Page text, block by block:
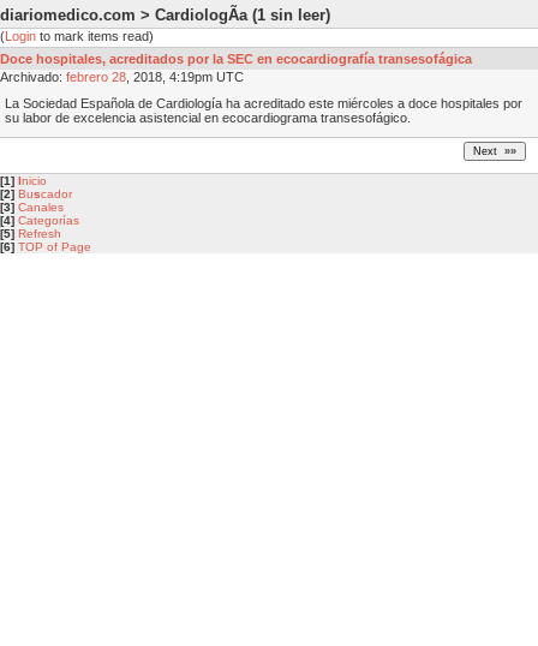
diariomedico.com > CardiologÃ­a (1 sin leer)
(Login to mark items read)
Doce hospitales, acreditados por la SEC en ecocardiografía transesofágica
Archivado: febrero 28 , 2018, 4:19pm UTC
La Sociedad Española de Cardiología ha acreditado este miércoles a doce hospitales por
su labor de excelencia asistencial en ecocardiograma transesofágico.
[1] Inicio
[2] Buscador
[3] Canales
[4] Categorías
[5] Refresh
[6] TOP of Page